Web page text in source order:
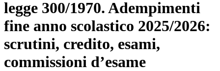
legge 300/1970. Adempimenti
fine anno scolastico 2025/2026:
scrutini, credito, esami,
commissioni d’esame